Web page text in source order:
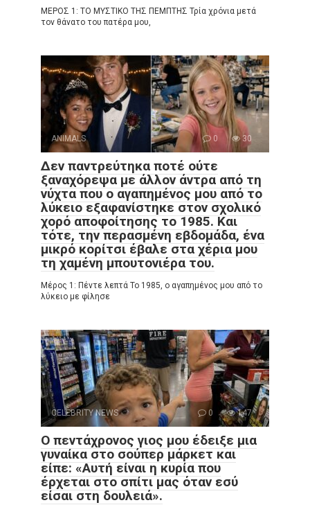
ΜΕΡΟΣ 1: ΤΟ ΜΥΣΤΙΚΟ ΤΗΣ ΠΕΜΠΤΗΣ Τρία χρόνια μετά
τον θάνατο του πατέρα μου,
ANIMALS 0 30
Δεν παντρεύτηκα ποτέ ούτε
ξαναχόρεψα με άλλον άντρα από τη
νύχτα που ο αγαπημένος μου από το
λύκειο εξαφανίστηκε στον σχολικό
χορό αποφοίτησης το 1985. Και
τότε, την περασμένη εβδομάδα, ένα
μικρό κορίτσι έβαλε στα χέρια μου
τη χαμένη μπουτονιέρα του.
Μέρος 1: Πέντε λεπτά Το 1985, ο αγαπημένος μου από το
λύκειο με φίλησε
CELEBRITY NEWS 0 147
Ο πεντάχρονος γιος μου έδειξε μια
γυναίκα στο σούπερ μάρκετ και
είπε: «Αυτή είναι η κυρία που
έρχεται στο σπίτι μας όταν εσύ
είσαι στη δουλειά».